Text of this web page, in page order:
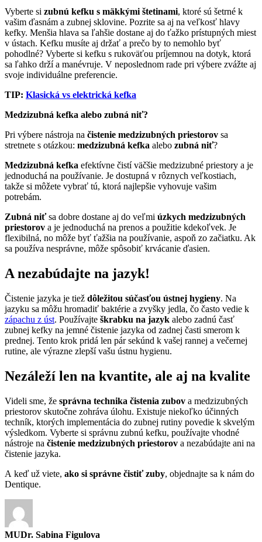
Vyberte si zubnú kefku s mäkkými štetinami, ktoré sú šetrné k
vašim ďasnám a zubnej sklovine. Pozrite sa aj na veľkosť hlavy
kefky. Menšia hlava sa ľahšie dostane aj do ťažko prístupných miest
v ústach. Kefku musíte aj držať a prečo by to nemohlo byť
pohodlné? Vyberte si kefku s rukoväťou príjemnou na dotyk, ktorá
sa ľahko drží a manévruje. V neposlednom rade pri výbere zvážte aj
svoje individuálne preferencie.
TIP: Klasická vs elektrická kefka
Medzizubná kefka alebo zubná niť?
Pri výbere nástroja na čistenie medzizubných priestorov sa
stretnete s otázkou: medzizubná kefka alebo zubná niť?
Medzizubná kefka efektívne čistí väčšie medzizubné priestory a je
jednoduchá na používanie. Je dostupná v rôznych veľkostiach,
takže si môžete vybrať tú, ktorá najlepšie vyhovuje vašim
potrebám.
Zubná niťsa dobre dostane aj do veľmi úzkych medzizubných
priestorov a je jednoduchá na prenos a použitie kdekoľvek. Je
flexibilná, no môže byť ťažšia na používanie, aspoň zo začiatku. Ak
sa používa nesprávne, môže spôsobiť krvácanie ďasien.
A nezabúdajte na jazyk!
Čistenie jazyka je tiež dôležitou súčasťou ústnej hygieny. Na
jazyku sa môžu hromadiť baktérie a zvyšky jedla, čo často vedie k
zápachu z úst. Používajte škrabku na jazyk alebo zadnú časť
zubnej kefky na jemné čistenie jazyka od zadnej časti smerom k
prednej. Tento krok pridá len pár sekúnd k vašej rannej a večernej
rutine, ale výrazne zlepší vašu ústnu hygienu.
Nezáleží len na kvantite, ale aj na kvalite
Videli sme, že správna technika čistenia zubov a medzizubných
priestorov skutočne zohráva úlohu. Existuje niekoľko účinných
techník, ktorých implementácia do zubnej rutiny povedie k skvelým
výsledkom. Vyberte si správnu zubnú kefku, používajte vhodné
nástroje na čistenie medzizubných priestorov a nezabúdajte ani na
čistenie jazyka.
A keď už viete, ako si správne čistiť zuby, objednajte sa k nám do
Dentique.
MUDr. Sabina Figulova